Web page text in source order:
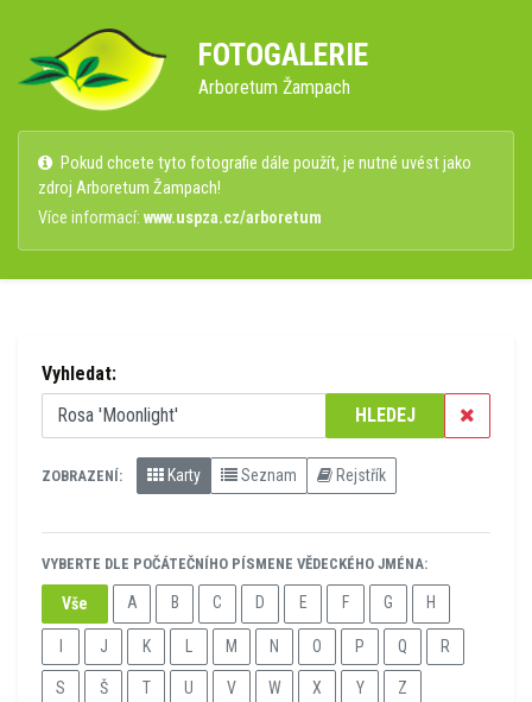
FOTOGALERIE
Arboretum Žampach
Pokud chcete tyto fotografie dále použít, je nutné uvést jako
zdroj Arboretum Žampach!
Více informací: www.uspza.cz/arboretum
Vyhledat:
HLEDEJ
ZOBRAZENÍ: Karty Seznam Rejstřík
VYBERTE DLE POČÁTEČNÍHO PÍSMENE VĚDECKÉHO JMÉNA:
Vše A B C D E F G H
J K M N O P Q R
S Š T U V W X Y Z